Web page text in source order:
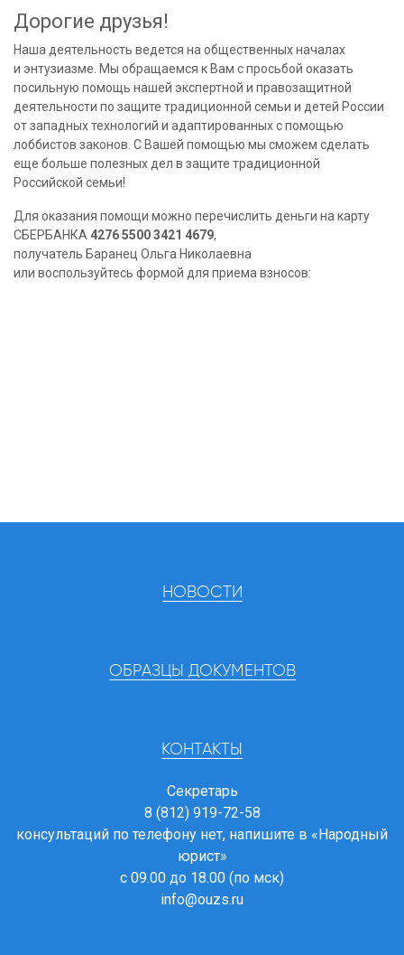
Дорогие друзья!
Наша деятельность ведется на общественных началах
и энтузиазме. Мы обращаемся к Вам с просьбой оказать
посильную помощь нашей экспертной и правозащитной
деятельности по защите традиционной семьи и детей России
от западных технологий и адаптированных с помощью
лоббистов законов. С Вашей помощью мы сможем сделать
еще больше полезных дел в защите традиционной
Российской семьи!
Для оказания помощи можно перечислить деньги на карту
СБЕРБАНКА 4276 5500 3421 4679,
получатель Баранец Ольга Николаевна
или воспользуйтесь формой для приема взносов:
НОВОСТИ
ОБРАЗЦЫ ДОКУМЕНТОВ
КОНТАКТЫ
Секретарь
8 (812) 919-72-58
консультаций по телефону нет, напишите в «Народный
юрист»
с 09.00 до 18.00 (по мск)
info@ouzs.ru